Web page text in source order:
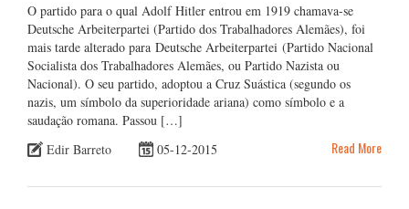
O partido para o qual Adolf Hitler entrou em 1919 chamava-se
Deutsche Arbeiterpartei (Partido dos Trabalhadores Alemães), foi
mais tarde alterado para Deutsche Arbeiterpartei (Partido Nacional
Socialista dos Trabalhadores Alemães, ou Partido Nazista ou
Nacional). O seu partido, adoptou a Cruz Suástica (segundo os
nazis, um símbolo da superioridade ariana) como símbolo e a
saudação romana. Passou […]
Edir Barreto
05-12-2015 Read More